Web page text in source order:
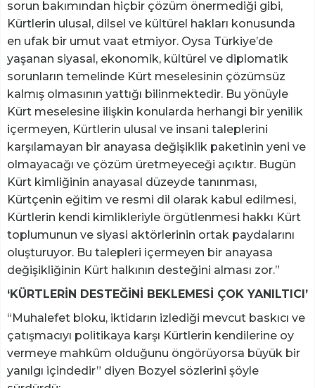
sorun bakımından hiçbir çözüm önermediği gibi,
Kürtlerin ulusal, dilsel ve kültürel hakları konusunda
en ufak bir umut vaat etmiyor. Oysa Türkiye’de
yaşanan siyasal, ekonomik, kültürel ve diplomatik
sorunların temelinde Kürt meselesinin çözümsüz
kalmış olmasının yattığı bilinmektedir. Bu yönüyle
Kürt meselesine ilişkin konularda herhangi bir yenilik
içermeyen, Kürtlerin ulusal ve insani taleplerini
karşılamayan bir anayasa değişiklik paketinin yeni ve
olmayacağı ve çözüm üretmeyeceği açıktır. Bugün
Kürt kimliğinin anayasal düzeyde tanınması,
Kürtçenin eğitim ve resmi dil olarak kabul edilmesi,
Kürtlerin kendi kimlikleriyle örgütlenmesi hakkı Kürt
toplumunun ve siyasi aktörlerinin ortak paydalarını
oluşturuyor. Bu talepleri içermeyen bir anayasa
değişikliğinin Kürt halkının desteğini alması zor.”
‘KÜRTLERİN DESTEĞİNİ BEKLEMESİ ÇOK YANILTICI’
“Muhalefet bloku, iktidarın izlediği mevcut baskıcı ve
çatışmacıyı politikaya karşı Kürtlerin kendilerine oy
vermeye mahkûm olduğunu öngörüyorsa büyük bir
yanılgı içindedir” diyen Bozyel sözlerini şöyle